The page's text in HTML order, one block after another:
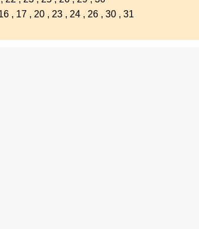
, 17 , 20 , 23 , 24 , 26 , 30 , 31